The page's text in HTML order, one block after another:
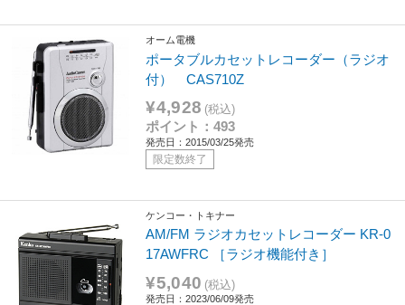
オーム電機
ポータブルカセットレコーダー（ラジオ
付） CAS710Z
¥4,928 (税込)
ポイント：493
発売日：2015/03/25発売
限定数終了
ケンコー・トキナー
AM/FM ラジオカセットレコーダー KR-0
17AWFRC ［ラジオ機能付き］
¥5,040 (税込)
発売日：2023/06/09発売